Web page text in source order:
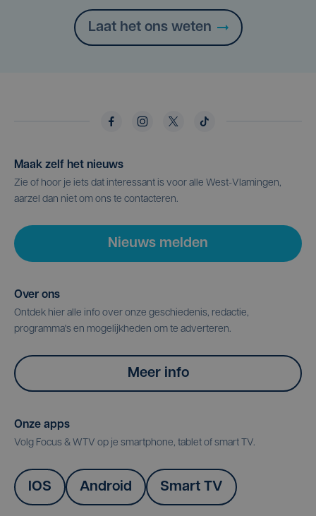
Laat het ons weten
Maak zelf het nieuws
Zie of hoor je iets dat interessant is voor alle West-Vlamingen,
aarzel dan niet om ons te contacteren.
Nieuws melden
Over ons
Ontdek hier alle info over onze geschiedenis, redactie,
programma's en mogelijkheden om te adverteren.
Meer info
Onze apps
Volg Focus & WTV op je smartphone, tablet of smart TV.
IOS Android Smart TV